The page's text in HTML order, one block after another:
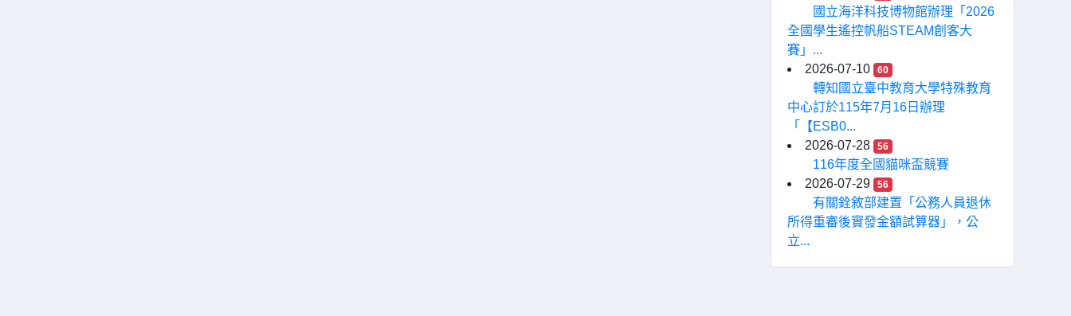
國立海洋科技博物館辦理「2026
全國學生遙控帆船STEAM創客大
賽」...
2026-07-10
60
轉知國立臺中教育大學特殊教育
中心訂於115年7月16日辦理
「【ESB0...
2026-07-28
56
116年度全國貓咪盃競賽
2026-07-29
56
有關銓敘部建置「公務人員退休
所得重審後實發金額試算器」，公
立...